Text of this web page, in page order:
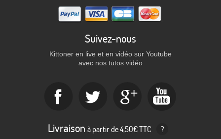
Suivez-nous
Kittoner en live et en vidéo sur Youtube
avec nos tutos vidéo
Livraison à partir de 4,50€ TTC ?